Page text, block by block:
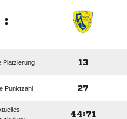
:
Platzierung 13
Punktzahl 27
44:71